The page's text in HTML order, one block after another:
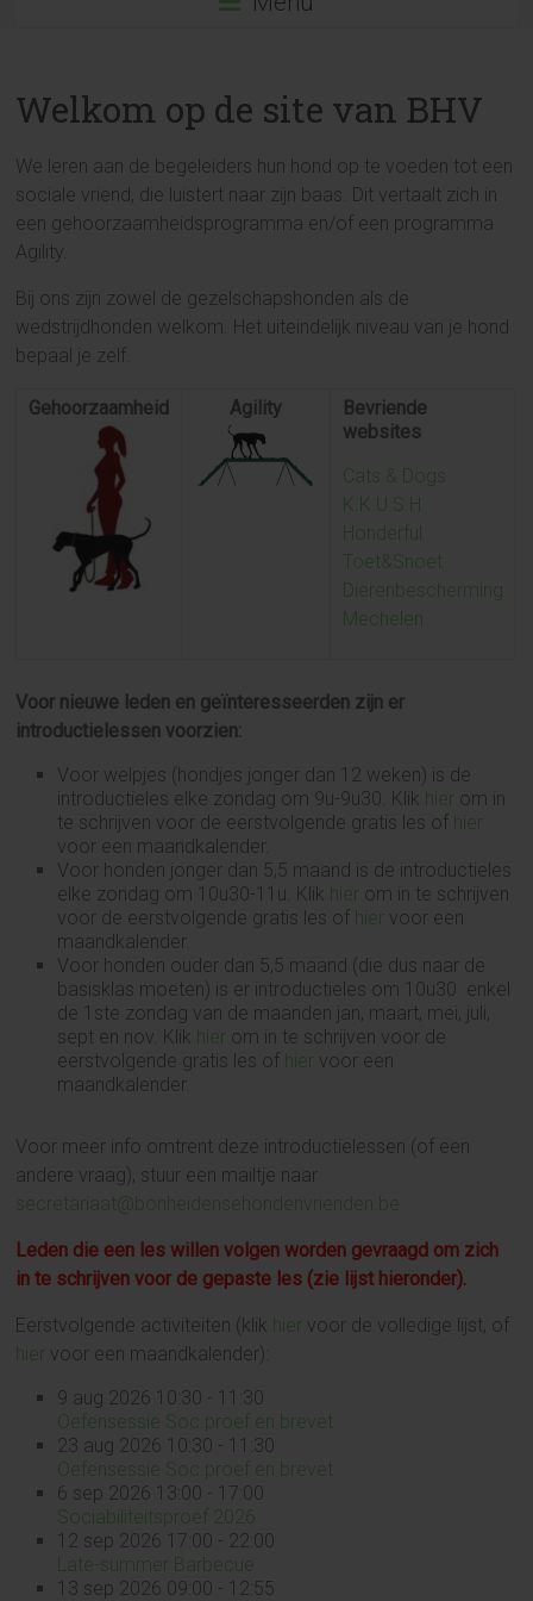
Welkom op de site van BHV
We leren aan de begeleiders hun hond op te voeden tot een
sociale vriend, die luistert naar zijn baas. Dit vertaalt zich in
een gehoorzaamheidsprogramma en/of een programma
Agility.
Bij ons zijn zowel de gezelschapshonden als de
wedstrijdhonden welkom. Het uiteindelijk niveau van je hond
bepaal je zelf.
Gehoorzaamheid Agility
Bevriende
websites
Cats & Dogs
K.K.U.S.H
Honderful
Toet&Snoet
Dierenbescherming
Mechelen
Voor nieuwe leden en geïnteresseerden zijn er
introductielessen voorzien:
Voor welpjes (hondjes jonger dan 12 weken) is de
introductieles elke zondag om 9u-9u30. Klik hier om in
te schrijven voor de eerstvolgende gratis les of hier
voor een maandkalender.
Voor honden jonger dan 5,5 maand is de introductieles
elke zondag om 10u30-11u. Klik hier om in te schrijven
voor de eerstvolgende gratis les of hier voor een
maandkalender.
Voor honden ouder dan 5,5 maand (die dus naar de
basisklas moeten) is er introductieles om 10u30 enkel
de 1ste zondag van de maanden jan, maart, mei, juli,
sept en nov. Klik hier om in te schrijven voor de
eerstvolgende gratis les of hier voor een
maandkalender.
Voor meer info omtrent deze introductielessen (of een
andere vraag), stuur een mailtje naar
secretariaat@bonheidensehondenvrienden.be
Leden die een les willen volgen worden gevraagd om zich
in te schrijven voor de gepaste les (zie lijst hieronder).
Eerstvolgende activiteiten (klik hier voor de volledige lijst, of
hier voor een maandkalender):
9 aug 2026 10:30 - 11:30
Oefensessie Soc.proef en brevet
23 aug 2026 10:30 - 11:30
Oefensessie Soc.proef en brevet
6 sep 2026 13:00 - 17:00
Sociabiliteitsproef 2026
12 sep 2026 17:00 - 22:00
Late-summer Barbecue
13 sep 2026 09:00 - 12:55